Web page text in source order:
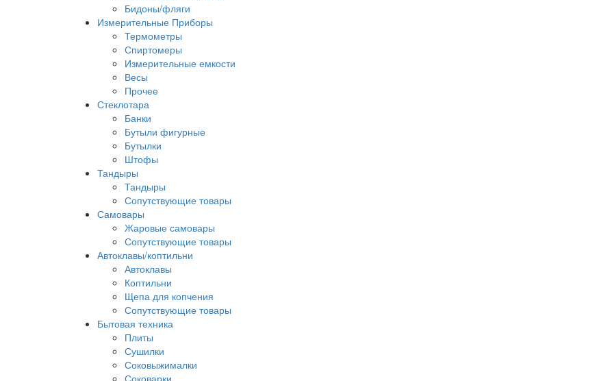
Бидоны/фляги
Измерительные Приборы
Термометры
Спиртомеры
Измерительные емкости
Весы
Прочее
Стеклотара
Банки
Бутыли фигурные
Бутылки
Штофы
Тандыры
Тандыры
Сопутствующие товары
Самовары
Жаровые самовары
Сопутствующие товары
Автоклавы/коптильни
Автоклавы
Коптильни
Щепа для копчения
Сопутствующие товары
Бытовая техника
Плиты
Сушилки
Соковыжималки
Соковарки